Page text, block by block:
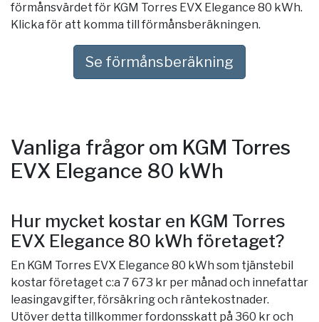
förmånsvärdet för KGM Torres EVX Elegance 80 kWh.
Klicka för att komma till förmånsberäkningen.
Se förmånsberäkning
Vanliga frågor om KGM Torres
EVX Elegance 80 kWh
Hur mycket kostar en KGM Torres
EVX Elegance 80 kWh företaget?
En KGM Torres EVX Elegance 80 kWh som tjänstebil
kostar företaget c:a 7 673 kr per månad och innefattar
leasingavgifter, försäkring och räntekostnader.
Utöver detta tillkommer fordonsskatt på 360 kr och